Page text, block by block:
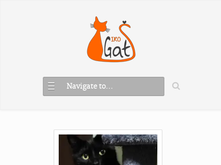
Navigate to...